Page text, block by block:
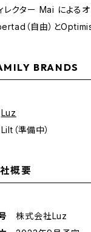
レクター Mai によるオ
（自由）と
BRANDS
Luz
（準備中）
概要
株式会社Luz